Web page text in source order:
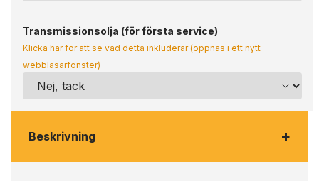
Transmissionsolja (för första service)
Klicka här för att se vad detta inkluderar (öppnas i ett nytt
webbläsarfönster)
Beskrivning +